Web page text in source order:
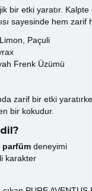
bir etki yaratır.
sayesinde hem
Paçuli
Frenk Üzümü
zarif bir etki
bir kokudur.
parfümdeneyimi
karakter